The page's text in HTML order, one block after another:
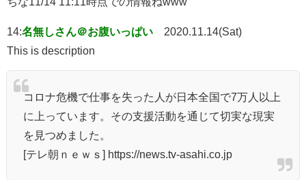
14:名無しさん＠お腹いっぱい
2020.11.14(Sat)
This is description
コロナ危機で仕事を失った人が日本全国で7万人以上
に上っています。その支援活動を通じて切実な現実
を見つめました。
[テレ朝ｎｅｗｓ] https://news.tv-asahi.co.jp